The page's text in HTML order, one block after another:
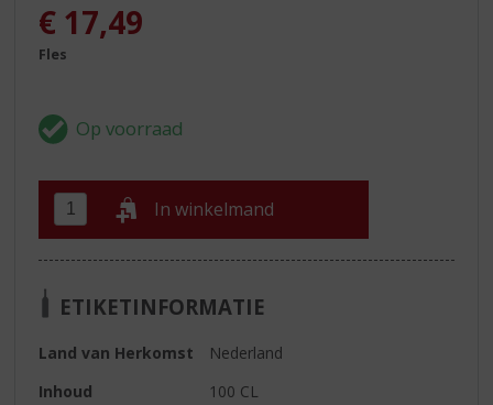
€ 17,49
Fles
In winkelmand
ETIKETINFORMATIE
Land van Herkomst
Nederland
Inhoud
100 CL